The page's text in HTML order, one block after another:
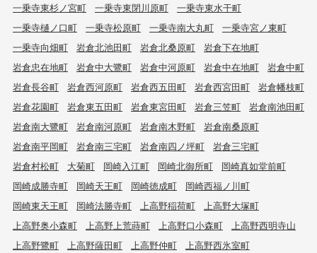
一乗寺東杉ノ宮町
一乗寺東閉川原町
一乗寺東水干町
一乗寺樋ノ口町
一乗寺松原町 一乗寺南大丸町
一乗寺宮ノ東町
一乗寺向畑町
岩倉北池田町 岩倉北桑原町
岩倉下在地町
岩倉忠在地町
岩倉中大鷺町 岩倉中河原町 岩倉中在地町
岩倉中町
岩倉長谷町
岩倉西河原町 岩倉西五田町 岩倉西宮田町
岩倉幡枝町
岩倉花園町
岩倉東五田町 岩倉東宮田町 岩倉三笠町
岩倉南池田町
岩倉南大鷺町
岩倉南河原町 岩倉南木野町
岩倉南桑原町
岩倉南平岡町
岩倉南三宅町 岩倉南四ノ坪町
岩倉三宅町
岩倉村松町
大菊町 岡崎入江町 岡崎北御所町
岡崎真如堂前町
岡崎成勝寺町
岡崎天王町 岡崎徳成町
岡崎西福ノ川町
岡崎東天王町
岡崎法勝寺町 上高野稲荷町
上高野大塚町
上高野奥小森町
上高野上荒蒔町 上高野口小森町
上高野西明寺山
上高野鷺町
上高野薩田町 上高野仲町
上高野西氷室町